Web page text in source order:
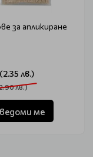
за апликиране
лв.)
лв.)
ме